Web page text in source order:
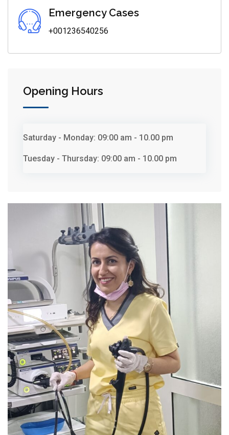
Emergency Cases
+001236540256
Opening Hours
Saturday - Monday: 09:00 am - 10.00 pm
Tuesday - Thursday: 09:00 am - 10.00 pm